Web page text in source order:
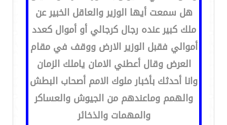
هل سمعت أيها الوزير والعاقل الخبير عن
ملك كبير عنده رجال كرجالي أو أموال كعدد
أموالي فقبل الوزير الارض ووقف في مقام
العرض وقال أعطني الامان ياملك الزمان
وانا أحدثك بأخبار ملوك الامم أصحاب البطش
والهمم وماعندهم من الجيوش والعساكر
والمهمات والذخائر